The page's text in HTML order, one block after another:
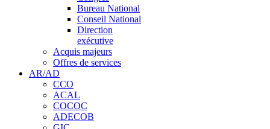
Bureau National
Conseil National
Direction
exécutive
Acquis majeurs
Offres de services
AR/AD
CCO
ACAL
COCOC
ADECOB